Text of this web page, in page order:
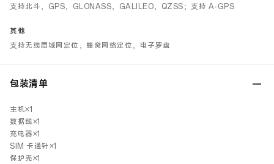
支持北斗，GPS，GLONASS，GALILEO，QZSS；支持 A-GPS
其他
支持无线局域网定位，蜂窝网络定位，电子罗盘
包装清单
主机×1
数据线×1
充电器×1
SIM 卡通针×1
保护壳×1